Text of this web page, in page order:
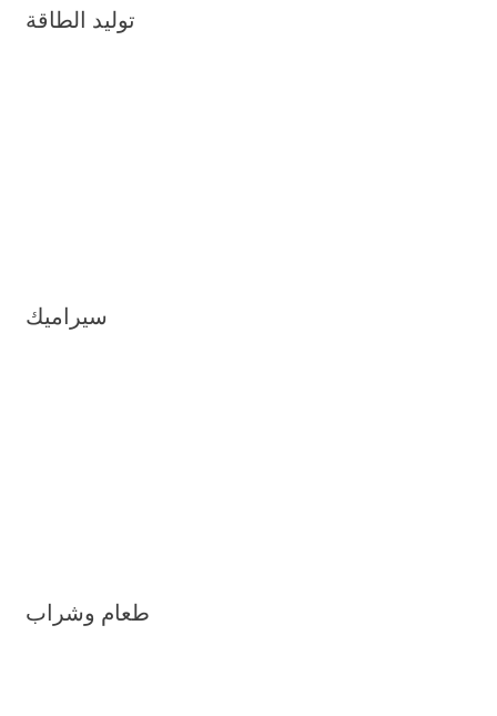
توليد الطاقة
سيراميك
طعام وشراب